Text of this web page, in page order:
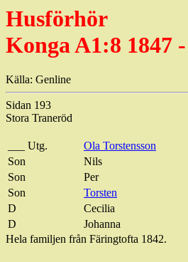
Husförhör
Konga A1:8 1847
Källa: Genline
Sidan 193
Stora Traneröd
___ Utg. Ola Torstensson
Son
Nils
Son
Per
Son
Torsten
D
Cecilia
D
Johanna
Hela familjen från Färingtofta 1842.